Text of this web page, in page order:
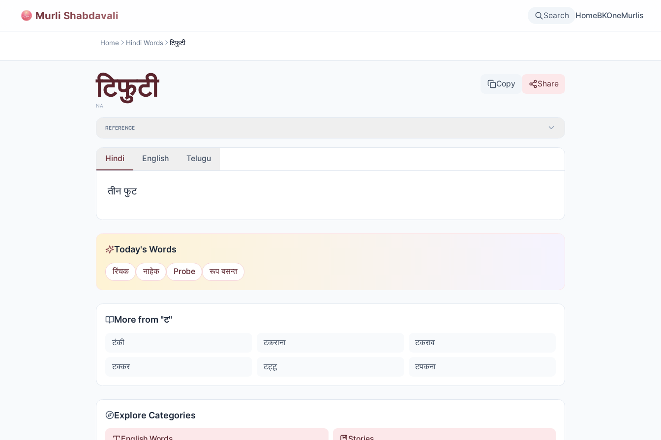
Murli Shabdavali Search HomeBKOneMurlis
Home Hindi Words टिफुटी
टिफुटी Copy Share
NA
REFERENCE
Hindi English Telugu
तीन फुट
Today's Words
रिंचक नाहेक Probe रूप बसन्त
More from "ट"
टंकी टकराना टकराव
टक्कर टट्टू टपकना
Explore Categories